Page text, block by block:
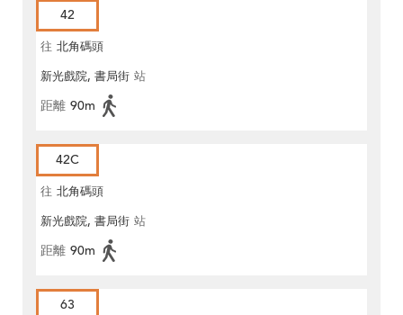
42
往 北角碼頭
新光戲院, 書局街 站
距離 90m
42C
往 北角碼頭
新光戲院, 書局街 站
距離 90m
63